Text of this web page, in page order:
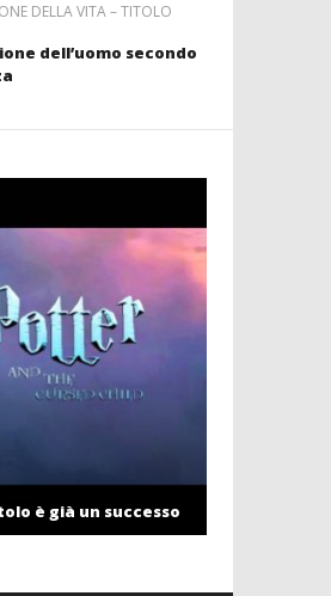
DELLA VITA – TITOLO
dell’uomo secondo
è già un successo